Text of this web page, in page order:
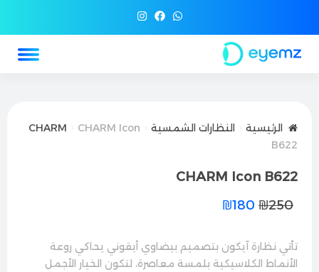
الرئيسية النظارات الشمسية CHARM
CHARM Icon
B622
CHARM Icon B622
₪250
₪180
تأتي نظارة آيكون بتصميم بيضاوي أيقوني يحاكي روعة
الأنماط الكلاسيكية بلمسة معاصرة، لتكون الخيار الأجمل